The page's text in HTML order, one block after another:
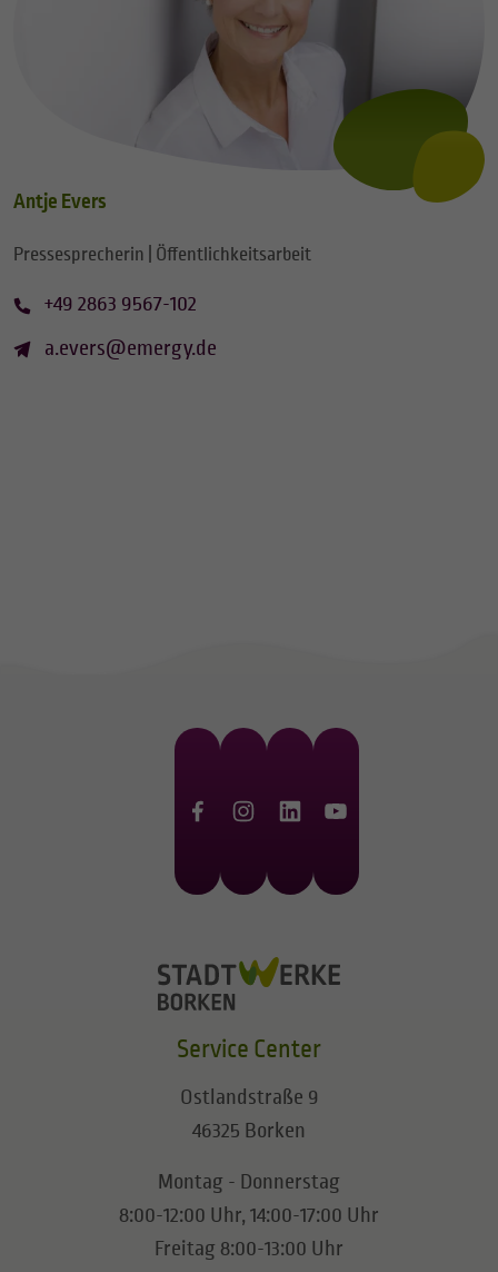
Antje Evers
Pressesprecherin | Öffentlichkeitsarbeit
+49 2863 9567-102
a.evers@emergy.de
Service Center
Ostlandstraße 9
46325 Borken
Montag - Donnerstag
8:00-12:00 Uhr, 14:00-17:00 Uhr
Freitag 8:00-13:00 Uhr